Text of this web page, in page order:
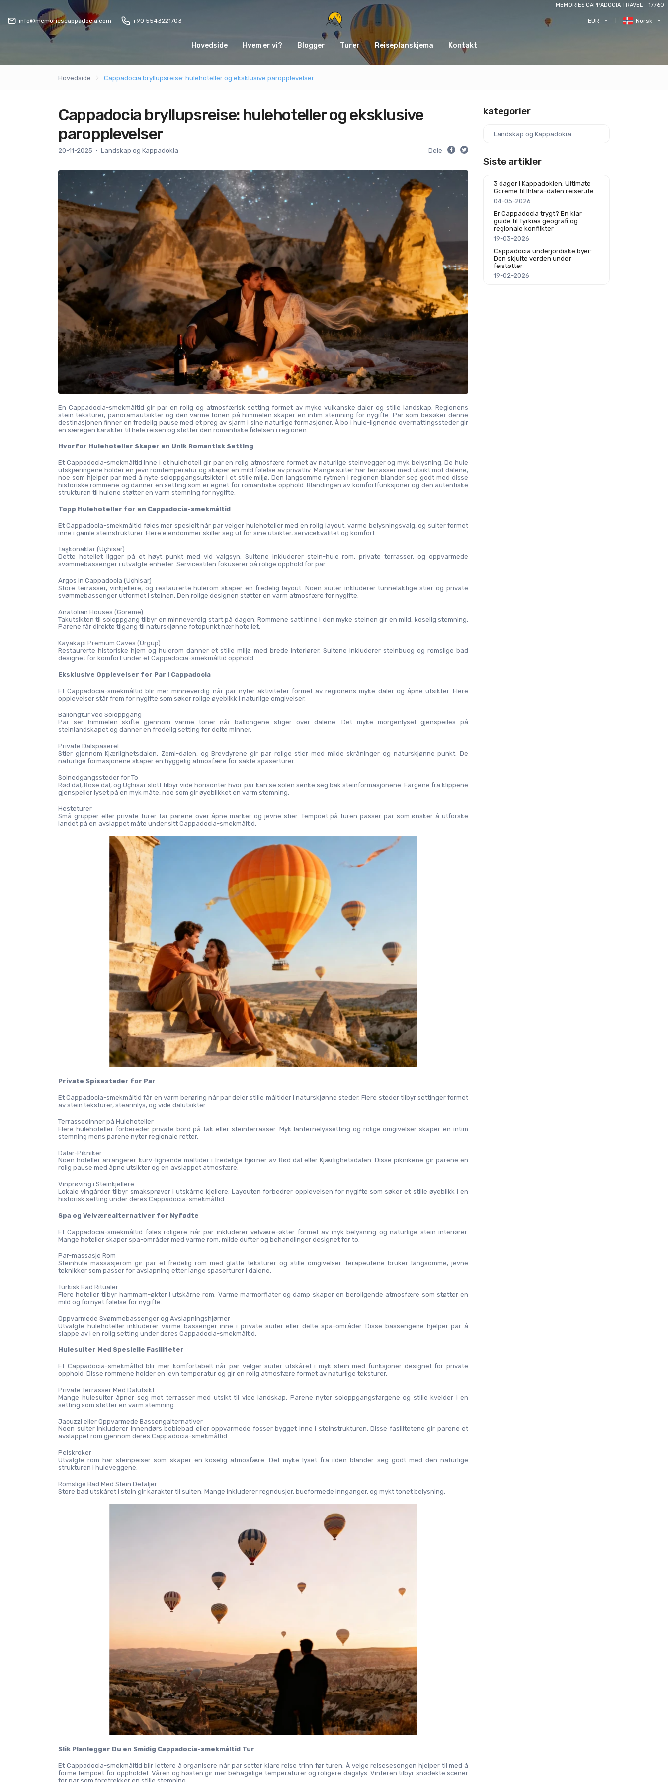
MEMORIES CAPPADOCIA TRAVEL - 17760
info@memoriescappadocia.com +90 5543221703 EUR Norsk
Hovedside Hvem er vi? Blogger Turer Reiseplanskjema Kontakt
Hovedside Cappadocia bryllupsreise: hulehoteller og eksklusive paropplevelser
Cappadocia bryllupsreise: hulehoteller og eksklusive
paropplevelser
20-11-2025 Landskap og Kappadokia Dele
En Cappadocia-smekmåltid gir par en rolig og atmosfærisk setting formet av myke vulkanske daler og stille landskap. Regionens
stein teksturer, panoramautsikter og den varme tonen på himmelen skaper en intim stemning for nygifte. Par som besøker denne
destinasjonen finner en fredelig pause med et preg av sjarm i sine naturlige formasjoner. Å bo i hule-lignende overnattingssteder gir
en særegen karakter til hele reisen og støtter den romantiske følelsen i regionen.
Hvorfor Hulehoteller Skaper en Unik Romantisk Setting
Et Cappadocia-smekmåltid inne i et hulehotell gir par en rolig atmosfære formet av naturlige steinvegger og myk belysning. De hule
utskjæringene holder en jevn romtemperatur og skaper en mild følelse av privatliv. Mange suiter har terrasser med utsikt mot dalene,
noe som hjelper par med å nyte soloppgangsutsikter i et stille miljø. Den langsomme rytmen i regionen blander seg godt med disse
historiske rommene og danner en setting som er egnet for romantiske opphold. Blandingen av komfortfunksjoner og den autentiske
strukturen til hulene støtter en varm stemning for nygifte.
Topp Hulehoteller for en Cappadocia-smekmåltid
Et Cappadocia-smekmåltid føles mer spesielt når par velger hulehoteller med en rolig layout, varme belysningsvalg, og suiter formet
inne i gamle steinstrukturer. Flere eiendommer skiller seg ut for sine utsikter, servicekvalitet og komfort.
Taşkonaklar (Uçhisar)
Dette hotellet ligger på et høyt punkt med vid valgsyn. Suitene inkluderer stein-hule rom, private terrasser, og oppvarmede
svømmebassenger i utvalgte enheter. Servicestilen fokuserer på rolige opphold for par.
Argos in Cappadocia (Uçhisar)
Store terrasser, vinkjellere, og restaurerte hulerom skaper en fredelig layout. Noen suiter inkluderer tunnelaktige stier og private
svømmebassenger utformet i steinen. Den rolige designen støtter en varm atmosfære for nygifte.
Anatolian Houses (Göreme)
Takutsikten til soloppgang tilbyr en minneverdig start på dagen. Rommene satt inne i den myke steinen gir en mild, koselig stemning.
Parene får direkte tilgang til naturskjønne fotopunkt nær hotellet.
Kayakapi Premium Caves (Ürgüp)
Restaurerte historiske hjem og hulerom danner et stille miljø med brede interiører. Suitene inkluderer steinbuog og romslige bad
designet for komfort under et Cappadocia-smekmåltid opphold.
Eksklusive Opplevelser for Par i Cappadocia
Et Cappadocia-smekmåltid blir mer minneverdig når par nyter aktiviteter formet av regionens myke daler og åpne utsikter. Flere
opplevelser står frem for nygifte som søker rolige øyeblikk i naturlige omgivelser.
Ballongtur ved Soloppgang
Par ser himmelen skifte gjennom varme toner når ballongene stiger over dalene. Det myke morgenlyset gjenspeiles på
steinlandskapet og danner en fredelig setting for delte minner.
Private Dalspaserel
Stier gjennom Kjærlighetsdalen, Zemi-dalen, og Brevdyrene gir par rolige stier med milde skråninger og naturskjønne punkt. De
naturlige formasjonene skaper en hyggelig atmosfære for sakte spaserturer.
Solnedgangssteder for To
Rød dal, Rose dal, og Uçhisar slott tilbyr vide horisonter hvor par kan se solen senke seg bak steinformasjonene. Fargene fra klippene
gjenspeiler lyset på en myk måte, noe som gir øyeblikket en varm stemning.
Hesteturer
Små grupper eller private turer tar parene over åpne marker og jevne stier. Tempoet på turen passer par som ønsker å utforske
landet på en avslappet måte under sitt Cappadocia-smekmåltid.
Private Spisesteder for Par
Et Cappadocia-smekmåltid får en varm berøring når par deler stille måltider i naturskjønne steder. Flere steder tilbyr settinger formet
av stein teksturer, stearinlys, og vide dalutsikter.
Terrassedinner på Hulehoteller
Flere hulehoteller forbereder private bord på tak eller steinterrasser. Myk lanternelyssetting og rolige omgivelser skaper en intim
stemning mens parene nyter regionale retter.
Dalar-Pikniker
Noen hoteller arrangerer kurv-lignende måltider i fredelige hjørner av Rød dal eller Kjærlighetsdalen. Disse piknikene gir parene en
rolig pause med åpne utsikter og en avslappet atmosfære.
Vinprøving i Steinkjellere
Lokale vingårder tilbyr smaksprøver i utskårne kjellere. Layouten forbedrer opplevelsen for nygifte som søker et stille øyeblikk i en
historisk setting under deres Cappadocia-smekmåltid.
Spa og Velværealternativer for Nyfødte
Et Cappadocia-smekmåltid føles roligere når par inkluderer velvære-økter formet av myk belysning og naturlige stein interiører.
Mange hoteller skaper spa-områder med varme rom, milde dufter og behandlinger designet for to.
Par-massasje Rom
Steinhule massasjerom gir par et fredelig rom med glatte teksturer og stille omgivelser. Terapeutene bruker langsomme, jevne
teknikker som passer for avslapning etter lange spaserturer i dalene.
Türkisk Bad Ritualer
Flere hoteller tilbyr hammam-økter i utskårne rom. Varme marmorflater og damp skaper en beroligende atmosfære som støtter en
mild og fornyet følelse for nygifte.
Oppvarmede Svømmebassenger og Avslapningshjørner
Utvalgte hulehoteller inkluderer varme bassenger inne i private suiter eller delte spa-områder. Disse bassengene hjelper par å
slappe av i en rolig setting under deres Cappadocia-smekmåltid.
Hulesuiter Med Spesielle Fasiliteter
Et Cappadocia-smekmåltid blir mer komfortabelt når par velger suiter utskåret i myk stein med funksjoner designet for private
opphold. Disse rommene holder en jevn temperatur og gir en rolig atmosfære formet av naturlige teksturer.
Private Terrasser Med Dalutsikt
Mange hulesuiter åpner seg mot terrasser med utsikt til vide landskap. Parene nyter soloppgangsfargene og stille kvelder i en
setting som støtter en varm stemning.
Jacuzzi eller Oppvarmede Bassengalternativer
Noen suiter inkluderer innendørs boblebad eller oppvarmede fosser bygget inne i steinstrukturen. Disse fasilitetene gir parene et
avslappet rom gjennom deres Cappadocia-smekmåltid.
Peiskroker
Utvalgte rom har steinpeiser som skaper en koselig atmosfære. Det myke lyset fra ilden blander seg godt med den naturlige
strukturen i huleveggene.
Romslige Bad Med Stein Detaljer
Store bad utskåret i stein gir karakter til suiten. Mange inkluderer regndusjer, bueformede innganger, og mykt tonet belysning.
Slik Planlegger Du en Smidig Cappadocia-smekmåltid Tur
Et Cappadocia-smekmåltid blir lettere å organisere når par setter klare reise trinn før turen. Å velge reisesesongen hjelper til med å
forme tempoet for oppholdet. Våren og høsten gir mer behagelige temperaturer og roligere dagslys. Vinteren tilbyr snødekte scener
for par som foretrekker en stille stemning.
kategorier
Landskap og Kappadokia
Siste artikler
3 dager i Kappadokien: Ultimate
Göreme til Ihlara-dalen reiserute
04-05-2026
Er Cappadocia trygt? En klar
guide til Tyrkias geografi og
regionale konflikter
19-03-2026
Cappadocia underjordiske byer:
Den skjulte verden under
feistøtter
19-02-2026